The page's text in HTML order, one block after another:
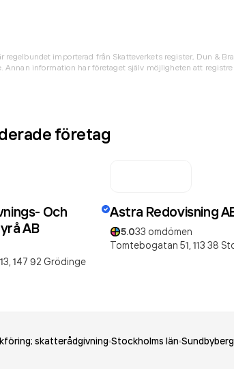
regelbundet importerad från Skatteverkets register, Dun &
Annan information har företaget själv möjligheten att
företag
Och
AB
147 92 Grödinge
Astra Redovisning
5.033 omdömen
Tomtebogatan 51, 113 38
skatterådgivning Stockholms län Sundbyberg